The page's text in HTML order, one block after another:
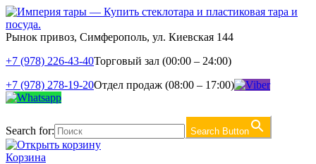
Рынок привоз, Симферополь, ул. Киевская 144
+7 (978) 226-43-40Торговый зал (00:00 – 24:00)
+7 (978) 278-19-20Отдел продаж (08:00 – 17:00)
Search for: Search Button
Корзина